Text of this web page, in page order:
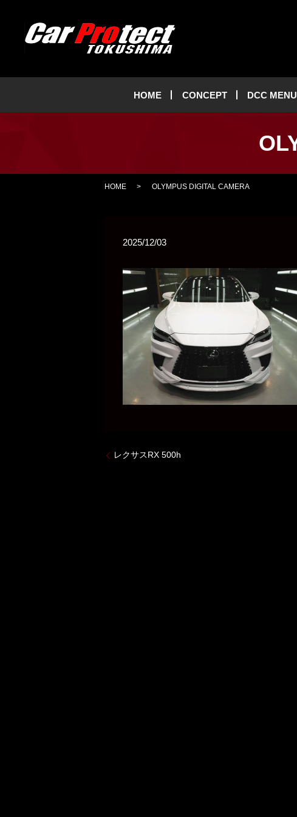
HOME CONCEPT DCC MENU
HOME OLYMPUS DIGITAL CAMERA
2025/12/03
レクサスRX 500h